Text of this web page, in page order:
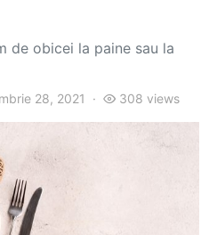
de obicei la paine sau la
28, 2021 308 views